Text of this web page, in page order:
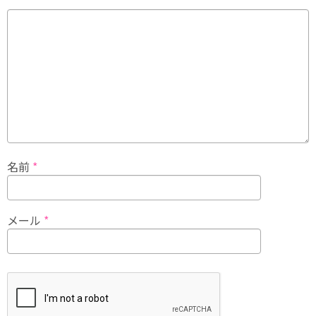
名前 *
メール *